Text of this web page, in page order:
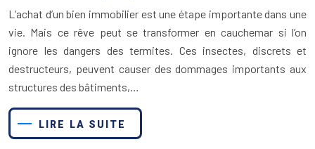
L’achat d’un bien immobilier est une étape importante dans une
vie. Mais ce rêve peut se transformer en cauchemar si l’on
ignore les dangers des termites. Ces insectes, discrets et
destructeurs, peuvent causer des dommages importants aux
structures des bâtiments,…
LIRE LA SUITE